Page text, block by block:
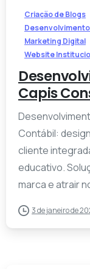
Criação de Blogs
Marketing Digital
Website
Capis
Contábil:
cliente
educativo.
marca e atrair
3 de janeiro de